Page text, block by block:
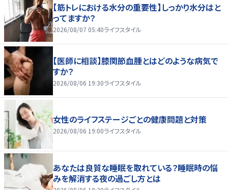
【筋トレにおける水分の重要性】しっかり水分はと
ってますか？
2026/08/07 05:40ライフスタイル
【医師に相談】膝関節血腫とはどのような病気で
すか？
2026/08/06 19:30ライフスタイル
女性のライフステージごとの健康問題と対策
2026/08/06 19:00ライフスタイル
あなたは良質な睡眠を取れている？睡眠時の悩
みを解消する夜の過ごし方とは